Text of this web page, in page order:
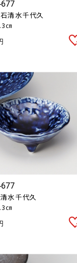
清水千代久
㎝
水千代久
㎝
へ進む